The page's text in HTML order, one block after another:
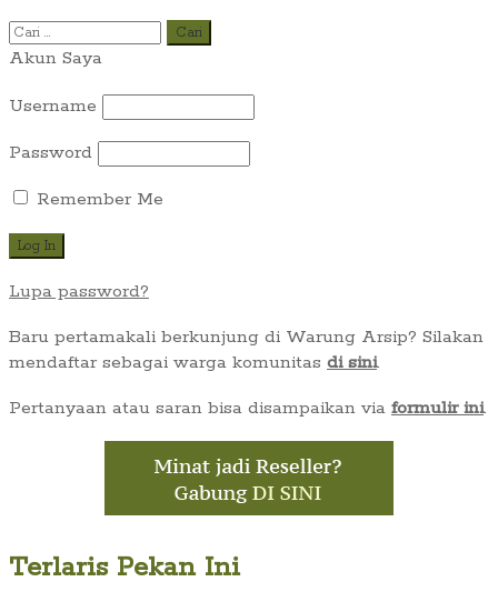
Cari
untuk:
Akun Saya
Username
Password
Remember Me
Lupa password?
Baru pertamakali berkunjung di Warung Arsip? Silakan
mendaftar sebagai warga komunitas di sini.
Pertanyaan atau saran bisa disampaikan via formulir ini.
Terlaris Pekan Ini